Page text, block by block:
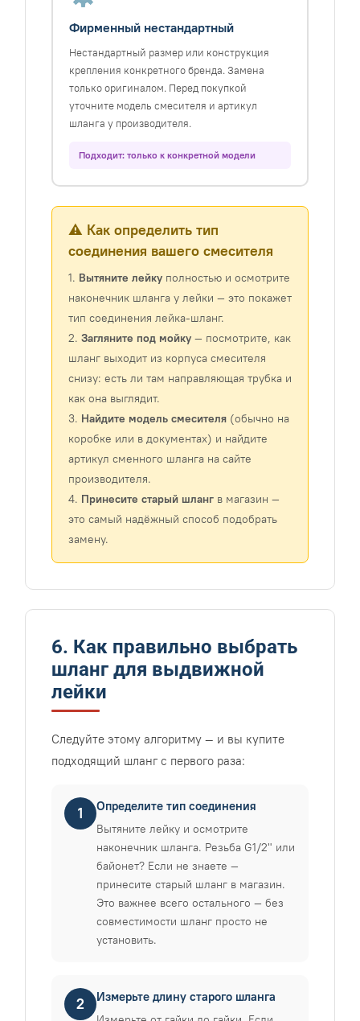
Фирменный нестандартный
Нестандартный размер или конструкция
крепления конкретного бренда. Замена
только оригиналом. Перед покупкой
уточните модель смесителя и артикул
шланга у производителя.
Подходит: только к конкретной модели
⚠️ Как определить тип
соединения вашего смесителя
1. Вытяните лейку полностью и осмотрите
наконечник шланга у лейки — это покажет
тип соединения лейка-шланг.
2. Загляните под мойку — посмотрите, как
шланг выходит из корпуса смесителя
снизу: есть ли там направляющая трубка и
как она выглядит.
3. Найдите модель смесителя (обычно на
коробке или в документах) и найдите
артикул сменного шланга на сайте
производителя.
4. Принесите старый шланг в магазин —
это самый надёжный способ подобрать
замену.
6. Как правильно выбрать
шланг для выдвижной
лейки
Следуйте этому алгоритму — и вы купите
подходящий шланг с первого раза:
1 Определите тип соединения
Вытяните лейку и осмотрите
наконечник шланга. Резьба G1/2" или
байонет? Если не знаете —
принесите старый шланг в магазин.
Это важнее всего остального — без
совместимости шланг просто не
установить.
2 Измерьте длину старого шланга